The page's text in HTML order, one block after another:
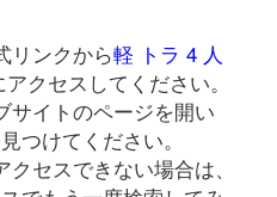
リンクから軽 トラ 4 人
クセスしてください。
サイトのページを開い
つけてください。
クセスできない場合は、